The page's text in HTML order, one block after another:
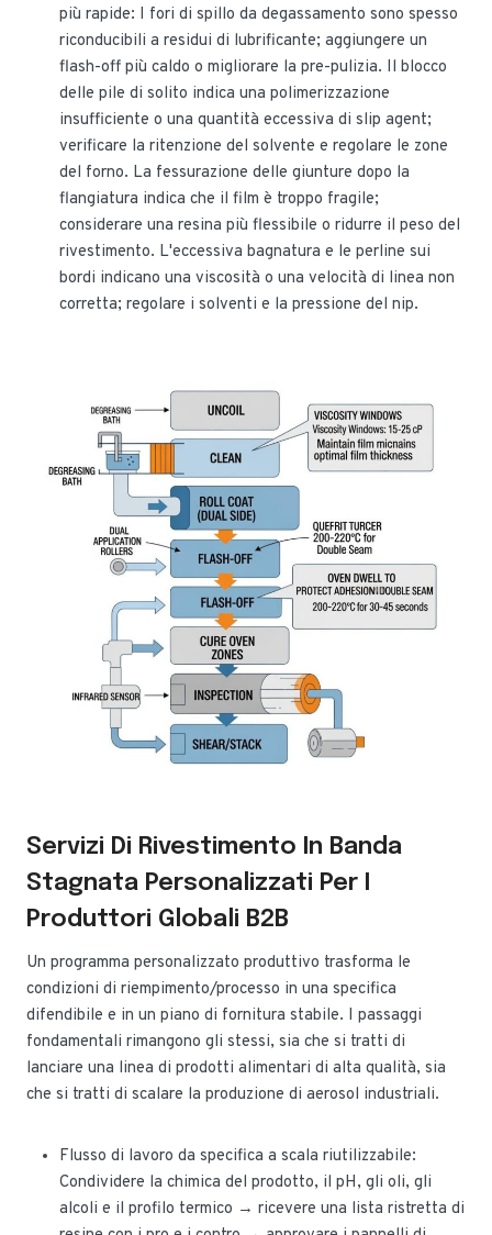
più rapide: I fori di spillo da degassamento sono spesso
riconducibili a residui di lubrificante; aggiungere un
flash-off più caldo o migliorare la pre-pulizia. Il blocco
delle pile di solito indica una polimerizzazione
insufficiente o una quantità eccessiva di slip agent;
verificare la ritenzione del solvente e regolare le zone
del forno. La fessurazione delle giunture dopo la
flangiatura indica che il film è troppo fragile;
considerare una resina più flessibile o ridurre il peso del
rivestimento. L'eccessiva bagnatura e le perline sui
bordi indicano una viscosità o una velocità di linea non
corretta; regolare i solventi e la pressione del nip.
Servizi Di Rivestimento In Banda
Stagnata Personalizzati Per I
Produttori Globali B2B
Un programma personalizzato produttivo trasforma le
condizioni di riempimento/processo in una specifica
difendibile e in un piano di fornitura stabile. I passaggi
fondamentali rimangono gli stessi, sia che si tratti di
lanciare una linea di prodotti alimentari di alta qualità, sia
che si tratti di scalare la produzione di aerosol industriali.
Flusso di lavoro da specifica a scala riutilizzabile:
Condividere la chimica del prodotto, il pH, gli oli, gli
alcoli e il profilo termico → ricevere una lista ristretta di